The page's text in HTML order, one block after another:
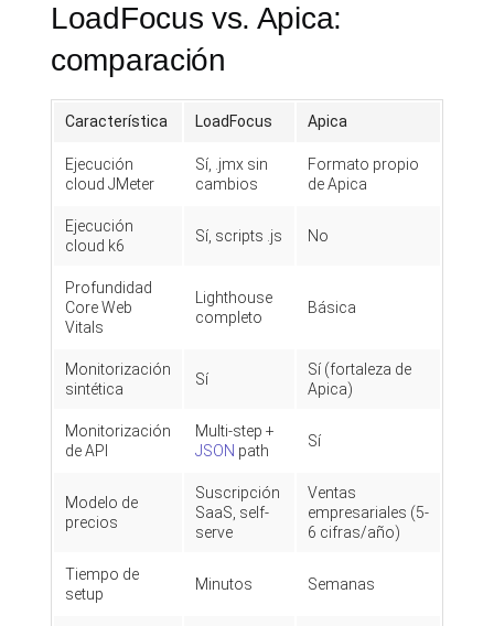
LoadFocus vs. Apica:
comparación
Característica LoadFocus Apica
Ejecución
cloud JMeter
Sí, .jmx sin
cambios
Formato propio
de Apica
Ejecución
cloud k6
Sí, scripts .js No
Profundidad
Core Web
Vitals
Lighthouse
completo
Básica
Monitorización
sintética
Sí
Sí (fortaleza de
Apica)
Monitorización
de API
Multi-step +
JSON path
Sí
Modelo de
precios
Suscripción
SaaS, self-
serve
Ventas
empresariales (5-
6 cifras/año)
Tiempo de
setup
Minutos Semanas